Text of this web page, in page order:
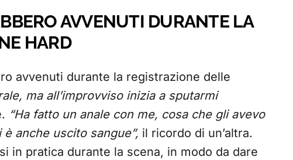
AVVENUTI DURANTE LA
HARD
avvenuti durante la registrazione delle
ma all’improvviso inizia a sputarmi
“Ha fatto un anale con me, cosa che gli avevo
anche uscito sangue”, il ricordo di un’altra.
in pratica durante la scena, in modo da dare